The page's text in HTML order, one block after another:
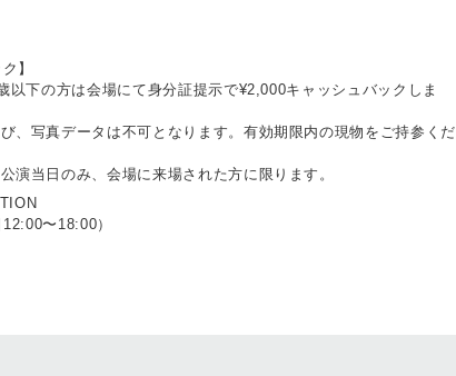
】
以下の方は会場にて身分証提示で¥2,000キャッシュバックしま
、写真データは不可となります。有効期限内の現物をご持参くだ
演当日のみ、会場に来場された方に限ります。
〜18:00）